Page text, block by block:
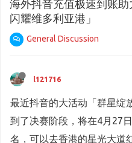
海外抖音充值极速到账助
闪耀维多利亚港」
General Discussion
l121716
最近抖音的大活动「群星绽
到了决赛阶段，将在4月27
名，可以去香港的星光大道